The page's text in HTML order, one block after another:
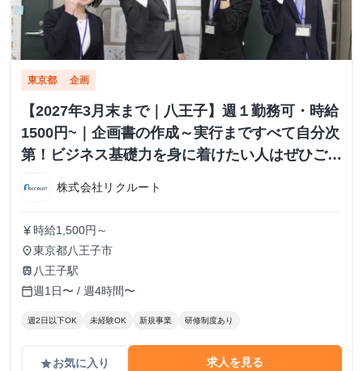
東京都 企画
【2027年3月末まで｜八王子】週１勤務可・時給
1500円~｜企画書の作成～実行まですべて自分次
第！ビジネス基礎力を身に着けたい人はぜひご応
株式会社リクルート
currency_yen 時給1,500円～
place東京都八王子市
train 八王子駅
calendar_today週1日〜 / 週4時間〜
週2日以下OK 未経験OK 新規事業 研修制度あり
gradeお気に入り 求人を見る